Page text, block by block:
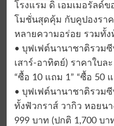
โรงแรม ดิ เอมเมอรัลด์
โมชั่นสุดคุ้ม กับคูปองรา
หลายความอร่อย รวมทั้ง
• บุฟเฟต์นานาชาติรวม
เสาร์-อาทิตย์) ราคาใบล
“ซื้อ 10 แถม 1” “ซื้อ 50
• บุฟเฟต์นานาชาติรวม
ทั้งฟัวกราส์ วากิว หอยน
999 บาท (ปกติ 1,700 บา